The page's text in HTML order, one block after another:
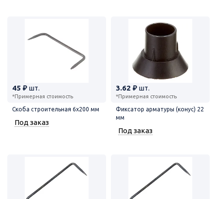
45 ₽ шт.
*Примерная стоимость
Скоба строительная 6х200 мм
Под заказ
3.62 ₽ шт.
*Примерная стоимость
Фиксатор арматуры (конус) 22
мм
Под заказ